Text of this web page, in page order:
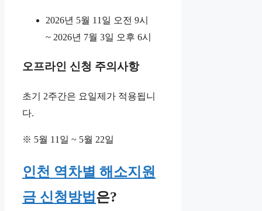
2026년 5월 11일 오전 9시
~ 2026년 7월 3일 오후 6시
오프라인 신청 주의사항
초기 2주간은 요일제가 적용됩니
다.
※ 5월 11일 ~ 5월 22일
인천 역차별 해소지원
금 신청방법 은?